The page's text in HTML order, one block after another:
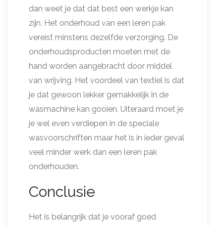
dan weet je dat dat best een werkje kan
zijn. Het onderhoud van een leren pak
vereist minstens dezelfde verzorging. De
onderhoudsproducten moeten met de
hand worden aangebracht door middel
van wrijving. Het voordeel van textiel is dat
je dat gewoon lekker gemakkelijk in de
wasmachine kan gooien. Uiteraard moet je
je wel even verdiepen in de speciale
wasvoorschriften maar het is in ieder geval
veel minder werk dan een leren pak
onderhouden.
Conclusie
Het is belangrijk dat je vooraf goed